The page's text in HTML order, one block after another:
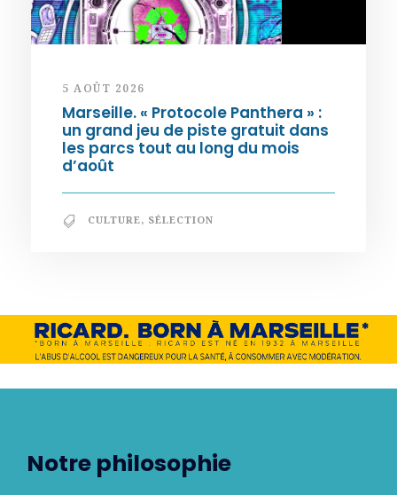
5 AOÛT 2026
Marseille. « Protocole Panthera » :
un grand jeu de piste gratuit dans
les parcs tout au long du mois
d’août
CULTURE, SÉLECTION
Notre philosophie